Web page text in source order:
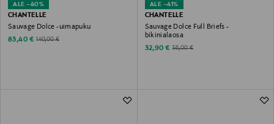
ALE –40%
CHANTELLE
Sauvage Dolce -uimapuku
Discounted Price
83,40 € Original Price
140,00 €
ALE –41%
CHANTELLE
Sauvage Dolce Full Briefs -
bikinialaosa
Discounted Price
32,90 € Original Price
56,00 €